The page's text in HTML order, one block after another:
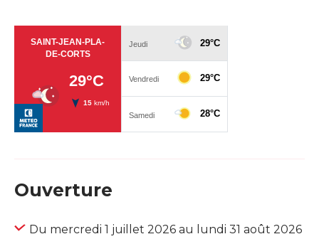
Ouverture
Du mercredi 1 juillet 2026 au lundi 31 août 2026